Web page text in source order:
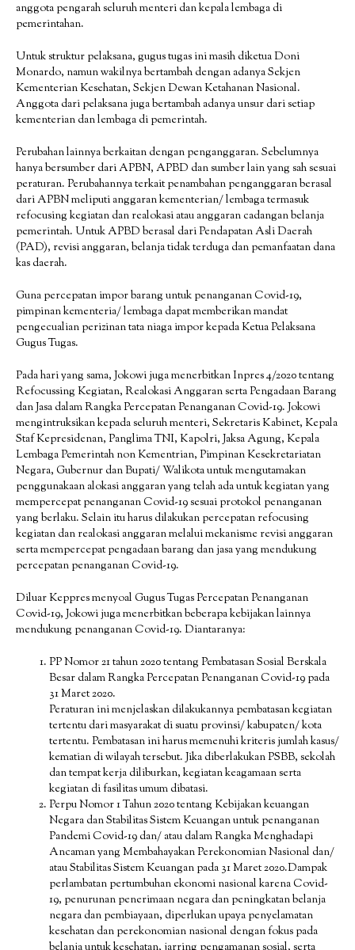
anggota pengarah seluruh menteri dan kepala lembaga di
pemerintahan.
Untuk struktur pelaksana, gugus tugas ini masih diketua Doni
Monardo, namun wakilnya bertambah dengan adanya Sekjen
Kementerian Kesehatan, Sekjen Dewan Ketahanan Nasional.
Anggota dari pelaksana juga bertambah adanya unsur dari setiap
kementerian dan lembaga di pemerintah.
Perubahan lainnya berkaitan dengan penganggaran. Sebelumnya
hanya bersumber dari APBN, APBD dan sumber lain yang sah sesuai
peraturan. Perubahannya terkait penambahan penganggaran berasal
dari APBN meliputi anggaran kementerian/ lembaga termasuk
refocusing kegiatan dan realokasi atau anggaran cadangan belanja
pemerintah. Untuk APBD berasal dari Pendapatan Asli Daerah
(PAD), revisi anggaran, belanja tidak terduga dan pemanfaatan dana
kas daerah.
Guna percepatan impor barang untuk penanganan Covid-19,
pimpinan kementeria/ lembaga dapat memberikan mandat
pengecualian perizinan tata niaga impor kepada Ketua Pelaksana
Gugus Tugas.
Pada hari yang sama, Jokowi juga menerbitkan Inpres 4/2020 tentang
Refocussing Kegiatan, Realokasi Anggaran serta Pengadaan Barang
dan Jasa dalam Rangka Percepatan Penanganan Covid-19. Jokowi
mengintruksikan kepada seluruh menteri, Sekretaris Kabinet, Kepala
Staf Kepresidenan, Panglima TNI, Kapolri, Jaksa Agung, Kepala
Lembaga Pemerintah non Kementrian, Pimpinan Kesekretariatan
Negara, Gubernur dan Bupati/ Walikota untuk mengutamakan
penggunakaan alokasi anggaran yang telah ada untuk kegiatan yang
mempercepat penanganan Covid-19 sesuai protokol penanganan
yang berlaku. Selain itu harus dilakukan percepatan refocusing
kegiatan dan realokasi anggaran melalui mekanisme revisi anggaran
serta mempercepat pengadaan barang dan jasa yang mendukung
percepatan penanganan Covid-19.
Diluar Keppres menyoal Gugus Tugas Percepatan Penanganan
Covid-19, Jokowi juga menerbitkan beberapa kebijakan lainnya
mendukung penanganan Covid-19. Diantaranya:
PP Nomor 21 tahun 2020 tentang Pembatasan Sosial Berskala
Besar dalam Rangka Percepatan Penanganan Covid-19 pada
31 Maret 2020.
Peraturan ini menjelaskan dilakukannya pembatasan kegiatan
tertentu dari masyarakat di suatu provinsi/ kabupaten/ kota
tertentu. Pembatasan ini harus memenuhi kriteris jumlah kasus/
kematian di wilayah tersebut. Jika diberlakukan PSBB, sekolah
dan tempat kerja diliburkan, kegiatan keagamaan serta
kegiatan di fasilitas umum dibatasi.
Perpu Nomor 1 Tahun 2020 tentang Kebijakan keuangan
Negara dan Stabilitas Sistem Keuangan untuk penanganan
Pandemi Covid-19 dan/ atau dalam Rangka Menghadapi
Ancaman yang Membahayakan Perekonomian Nasional dan/
atau Stabilitas Sistem Keuangan pada 31 Maret 2020.Dampak
perlambatan pertumbuhan ekonomi nasional karena Covid-
19, penurunan penerimaan negara dan peningkatan belanja
negara dan pembiayaan, diperlukan upaya penyelamatan
kesehatan dan perekonomian nasional dengan fokus pada